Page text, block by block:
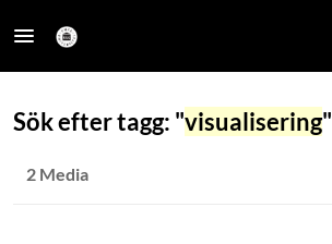
Sök efter tagg: "visualisering"
2 Media